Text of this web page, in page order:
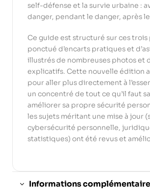
self-défense et la survie urbaine :
danger, pendant le danger, après
Ce guide est structuré sur ces trois
ponctué d’encarts pratiques et
illustrés de nombreuses photos et
explicatifs. Cette nouvelle édition
pour aller plus directement à
un concentré de tout ce qu’il faut
améliorer sa propre sécurité
les sujets méritant une mise à jour
cybersécurité personnelle,
statistiques) ont été revus et
Informations